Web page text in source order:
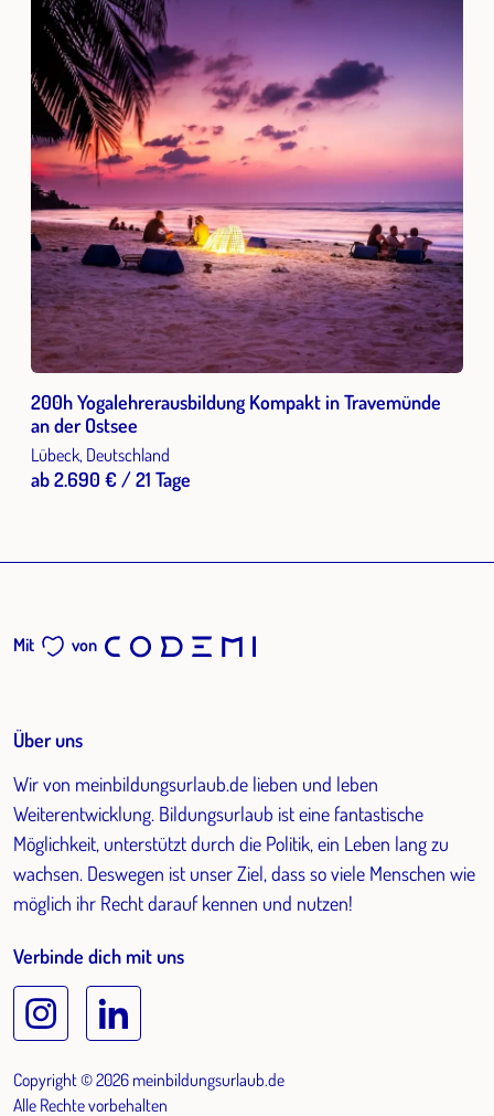
200h Yogalehrerausbildung Kompakt in Travemünde
an der Ostsee
Lübeck, Deutschland
ab 2.690 € / 21 Tage
Mit von
Über uns
Wir von meinbildungsurlaub.de lieben und leben
Weiterentwicklung. Bildungsurlaub ist eine fantastische
Möglichkeit, unterstützt durch die Politik, ein Leben lang zu
wachsen. Deswegen ist unser Ziel, dass so viele Menschen wie
möglich ihr Recht darauf kennen und nutzen!
Verbinde dich mit uns
Copyright © 2026 meinbildungsurlaub.de
Alle Rechte vorbehalten